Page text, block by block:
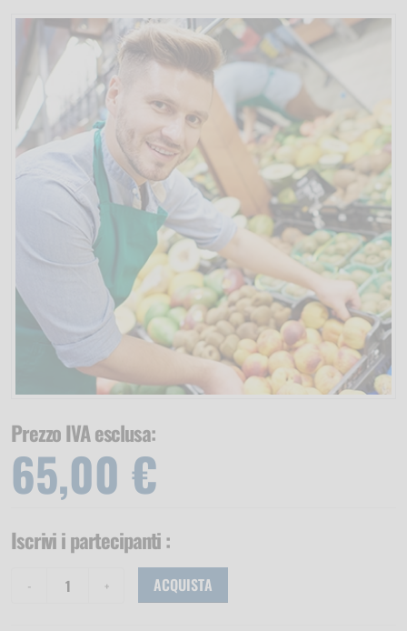
Prezzo IVA esclusa:
65,00 €
Iscrivi i partecipanti:
ACQUISTA